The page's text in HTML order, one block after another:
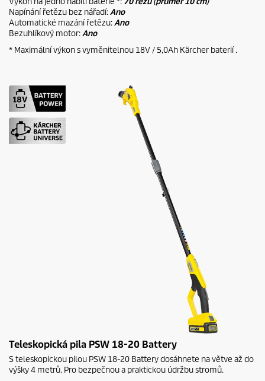
Napínání řetězu bez nářadí:Ano
Automatické mazání řetězu:Ano
Bezuhlíkový motor:Ano
* Maximální výkon s vyměnitelnou 18V / 5,0Ah Kärcher baterií .
Teleskopická pila PSW 18-20 Battery
S teleskopickou pilou PSW 18-20 Battery dosáhnete na větve až do
výšky 4 metrů. Pro bezpečnou a praktickou údržbu stromů.